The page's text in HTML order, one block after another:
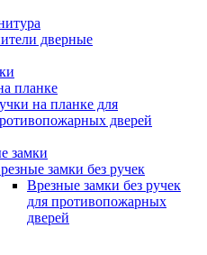
дверные
планке
на планке для
дверей
замки
замки без ручек
Врезные замки без ручек
для противопожарных
дверей